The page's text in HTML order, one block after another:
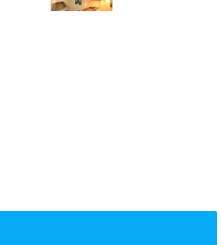
で交換